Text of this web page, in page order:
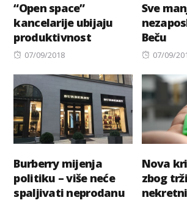
“Open space”
kancelarije ubijaju
produktivnost
Posted
07/09/2018
Sve
Beču
Posted
07/09/
Burberry mijenja
politiku – više neće
spaljivati neprodanu
Nova
zbog